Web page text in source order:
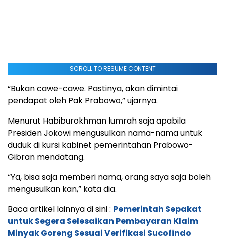
SCROLL TO RESUME CONTENT
“Bukan cawe-cawe. Pastinya, akan dimintai
pendapat oleh Pak Prabowo,” ujarnya.
Menurut Habiburokhman lumrah saja apabila
Presiden Jokowi mengusulkan nama-nama untuk
duduk di kursi kabinet pemerintahan Prabowo-
Gibran mendatang.
“Ya, bisa saja memberi nama, orang saya saja boleh
mengusulkan kan,” kata dia.
Baca artikel lainnya di sini : Pemerintah Sepakat
untuk Segera Selesaikan Pembayaran Klaim
Minyak Goreng Sesuai Verifikasi Sucofindo